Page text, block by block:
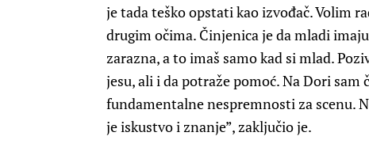
je tada teško opstati kao izvođač. Volim
drugim očima. Činjenica je da mladi
zarazna, a to imaš samo kad si mlad.
jesu, ali i da potraže pomoć. Na Dori
fundamentalne nespremnosti za scenu.
je iskustvo i znanje”, zaključio je.